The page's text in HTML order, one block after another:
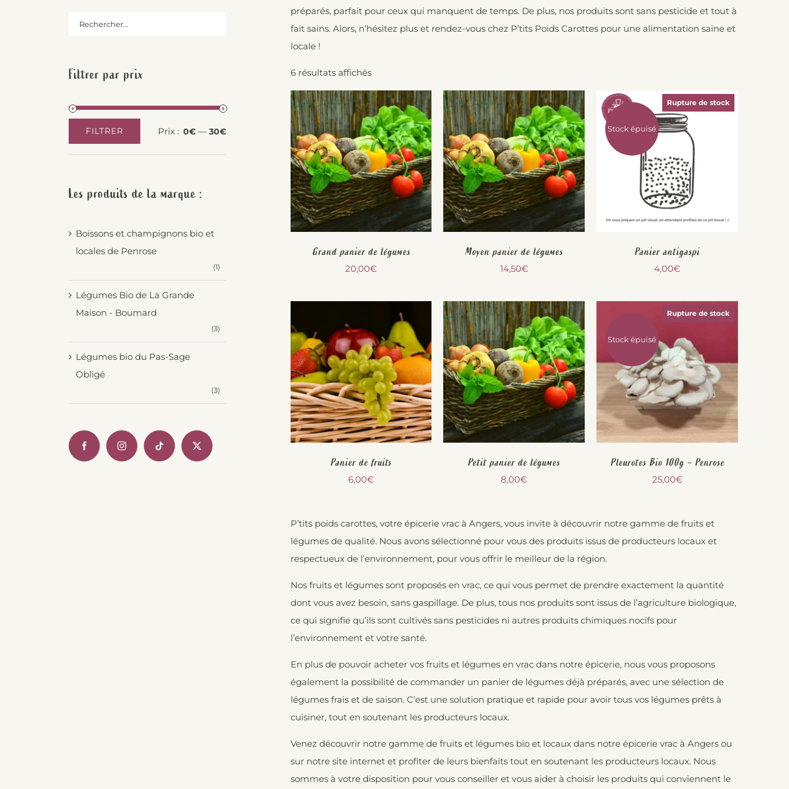
préparés, parfait pour ceux qui manquent de temps. De plus, nos produits sont sans pesticide et tout à
fait sains. Alors, n’hésitez plus et rendez-vous chez P’tits Poids Carottes pour une alimentation saine et
locale !
6 résultats affichés
Grand panier de légumes
20,00€
Moyen panier de légumes
14,50€
Stock épuisé
Rupture de stock
Panier antigaspi
4,00€
Panier de fruits
6,00€
Petit panier de légumes
8,00€
Stock épuisé
Rupture de stock
Pleurotes Bio 100g – Penrose
25,00€
P’tits poids carottes, votre épicerie vrac à Angers, vous invite à découvrir notre gamme de fruits et
légumes de qualité. Nous avons sélectionné pour vous des produits issus de producteurs locaux et
respectueux de l’environnement, pour vous offrir le meilleur de la région.
Nos fruits et légumes sont proposés en vrac, ce qui vous permet de prendre exactement la quantité
dont vous avez besoin, sans gaspillage. De plus, tous nos produits sont issus de l’agriculture biologique,
ce qui signifie qu’ils sont cultivés sans pesticides ni autres produits chimiques nocifs pour
l’environnement et votre santé.
En plus de pouvoir acheter vos fruits et légumes en vrac dans notre épicerie, nous vous proposons
également la possibilité de commander un panier de légumesdéjà préparés, avec une sélection de
légumes frais et de saison. C’est une solution pratique et rapide pour avoir tous vos légumes prêts à
cuisiner, tout en soutenant les producteurs locaux.
Venez découvrir notre gamme de fruits et légumes bio et locaux dans notre épicerie vrac à Angers ou
sur notre site internet et profiter de leurs bienfaits tout en soutenant les producteurs locaux. Nous
sommes à votre disposition pour vous conseiller et vous aider à choisir les produits qui conviennent le
Filtrer par prix
min
max
FILTRER Prix : 0€— 30€
Les produits de la marque :
Boissons et champignons bio et
locales de Penrose
(1)
Légumes Bio de La Grande
Maison - Boumard
(3)
Légumes bio du Pas-Sage
Obligé
(3)